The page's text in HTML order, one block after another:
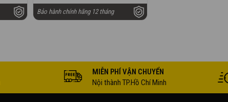
Bảo hành chính hãng 12 tháng
MIỄN PHÍ VẬN CHUYỂN
Nội thành TP.Hồ Chí Minh